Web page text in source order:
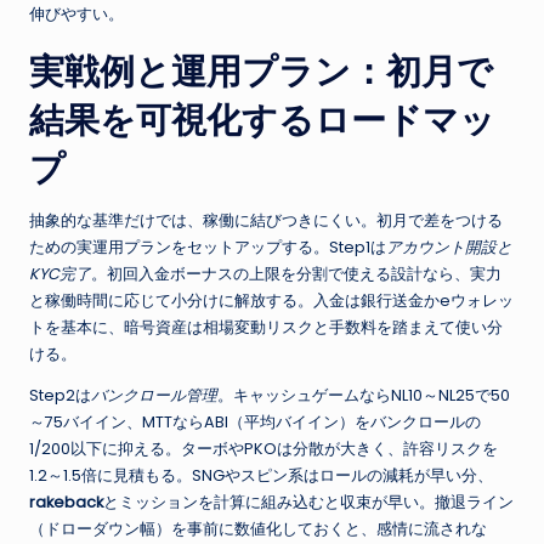
伸びやすい。
実戦例と運用プラン：初月で
結果を可視化するロードマッ
プ
抽象的な基準だけでは、稼働に結びつきにくい。初月で差をつける
ための実運用プランをセットアップする。Step1は アカウント開設と
KYC完了。初回入金ボーナスの上限を分割で使える設計なら、実力
と稼働時間に応じて小分けに解放する。入金は銀行送金かeウォレッ
トを基本に、暗号資産は相場変動リスクと手数料を踏まえて使い分
ける。
Step2はバンクロール管理。キャッシュゲームならNL10～NL25で50
～75バイイン、MTTならABI（平均バイイン）をバンクロールの
1/200以下に抑える。ターボやPKOは分散が大きく、許容リスクを
1.2～1.5倍に見積もる。SNGやスピン系はロールの減耗が早い分、
rakebackとミッションを計算に組み込むと収束が早い。撤退ライン
（ドローダウン幅）を事前に数値化しておくと、感情に流されな